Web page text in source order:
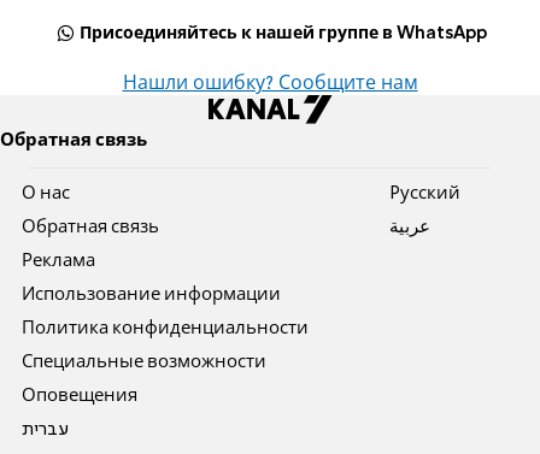
Присоединяйтесь к нашей группе в WhatsApp
Нашли ошибку? Сообщите нам
Обратная связь
О нас
Обратная связь
Реклама
Использование информации
Политика конфиденциальности
Специальные возможности
Оповещения
עברית
Pусский
عربية